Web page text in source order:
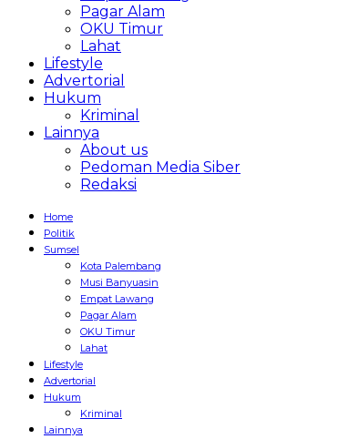
Pagar Alam
OKU Timur
Lahat
Lifestyle
Advertorial
Hukum
Kriminal
Lainnya
About us
Pedoman Media Siber
Redaksi
Home
Politik
Sumsel
Kota Palembang
Musi Banyuasin
Empat Lawang
Pagar Alam
OKU Timur
Lahat
Lifestyle
Advertorial
Hukum
Kriminal
Lainnya